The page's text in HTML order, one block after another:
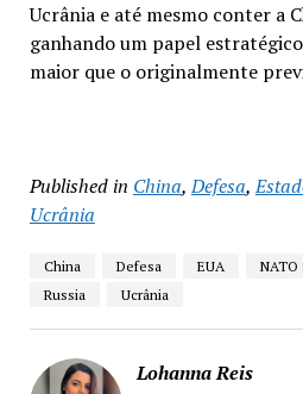
Ucrânia e até mesmo conter a
ganhando um papel
maior que o originalmente
Published in China,Defesa,
Ucrânia
China Defesa EUA NATO
Russia
Ucrânia
Lohanna Reis